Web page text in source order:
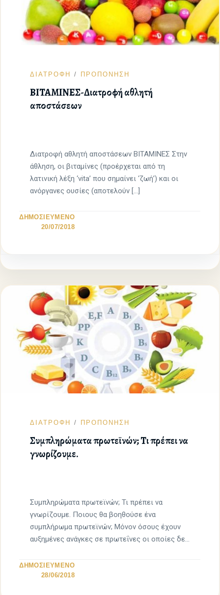
ΔΙΑΤΡΟΦΗ ΠΡΟΠΟΝΗΣΗ
ΒΙΤΑΜΙΝΕΣ-Διατροφή αθλητή
αποστάσεων
Διατροφή αθλητή αποστάσεων ΒΙΤΑΜΙΝΕΣ Στην
άθληση, οι βιταμίνες (προέρχεται από τη
λατινική λέξη ‘vita’ που σημαίνει ‘ζωή’) και οι
ανόργανες ουσίες (αποτελούν […]
ΔΗΜΟΣΙΕΥΜΕΝΟ
20/07/2018
ΔΙΑΤΡΟΦΗ ΠΡΟΠΟΝΗΣΗ
Συμπληρώματα πρωτεϊνών; Τι πρέπει να
γνωρίζουμε.
Συμπληρώματα πρωτεϊνών; Τι πρέπει να
γνωρίζουμε. Ποιους θα βοηθούσε ένα
συμπλήρωμα πρωτεϊνών; Μόνον όσους έχουν
αυξημένες ανάγκες σε πρωτεΐνες οι οποίες δεν
ΔΗΜΟΣΙΕΥΜΕΝΟ
28/06/2018